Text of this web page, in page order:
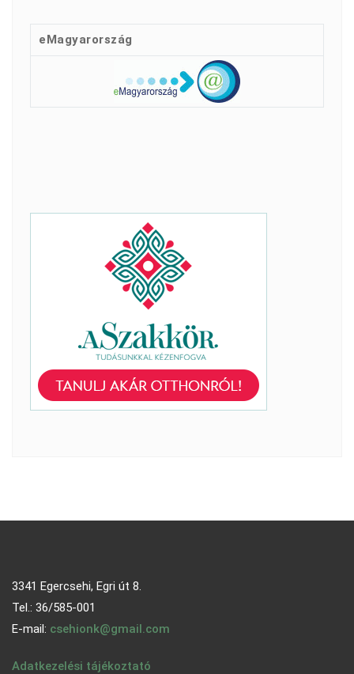
eMagyarország
3341 Egercsehi, Egri út 8.
Tel.: 36/585-001
E-mail: csehionk@gmail.com
Adatkezelési tájékoztató